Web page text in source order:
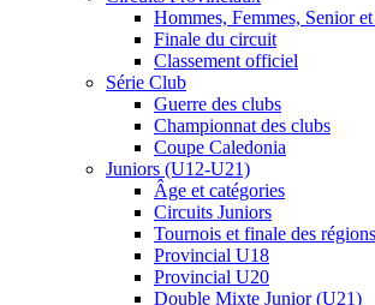
Hommes, Femmes, Senior
Finale du circuit
Classement officiel
Série Club
Guerre des clubs
Championnat des clubs
Coupe Caledonia
Juniors (U12-U21)
Âge et catégories
Circuits Juniors
Tournois et finale des
Provincial U18
Provincial U20
Double Mixte Junior (U21)